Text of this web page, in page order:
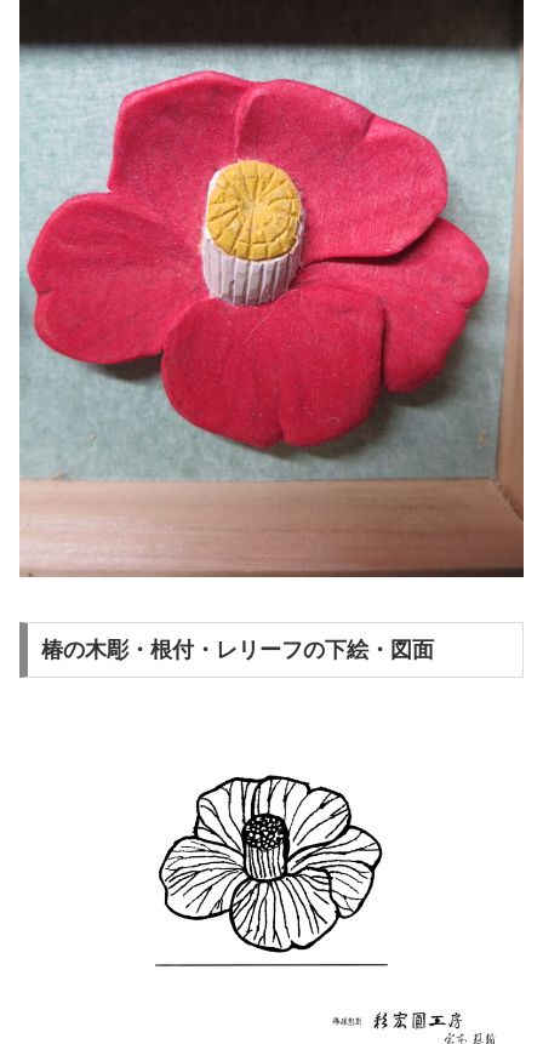
椿の木彫・根付・レリーフの下絵・図面